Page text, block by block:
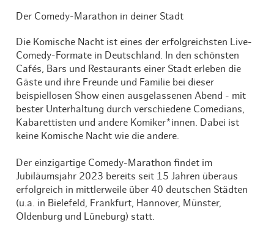
Der Comedy-Marathon in deiner Stadt
Die Komische Nacht ist eines der erfolgreichsten Live-
Comedy-Formate in Deutschland. In den schönsten
Cafés, Bars und Restaurants einer Stadt erleben die
Gäste und ihre Freunde und Familie bei dieser
beispiellosen Show einen ausgelassenen Abend - mit
bester Unterhaltung durch verschiedene Comedians,
Kabarettisten und andere Komiker*innen. Dabei ist
keine Komische Nacht wie die andere.
Der einzigartige Comedy-Marathon findet im
Jubiläumsjahr 2023 bereits seit 15 Jahren überaus
erfolgreich in mittlerweile über 40 deutschen Städten
(u.a. in Bielefeld, Frankfurt, Hannover, Münster,
Oldenburg und Lüneburg) statt.